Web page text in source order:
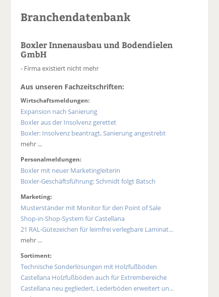
Branchendatenbank
Boxler Innenausbau und Bodendielen
GmbH
- Firma existiert nicht mehr
Aus unseren Fachzeitschriften:
Wirtschaftsmeldungen:
Expansion nach Sanierung
Boxler aus der Insolvenz gerettet
Boxler: Insolvenz beantragt, Sanierung angestrebt
mehr ...
Personalmeldungen:
Boxler mit neuer Marketingleiterin
Boxler-Geschäftsführung: Schmidt folgt Batsch
Marketing:
Musterständer mit Monitor für den Point of Sale
Shop-in-Shop-System für Castellana
21 RAL-Gütezeichen für leimfrei verlegbare Laminat...
mehr ...
Sortiment:
Technische Sonderlösungen mit Holzfußböden
Castellana Holzfußböden auch für Extrembereiche
Castellana neu gegliedert, Lederböden erweitert un...